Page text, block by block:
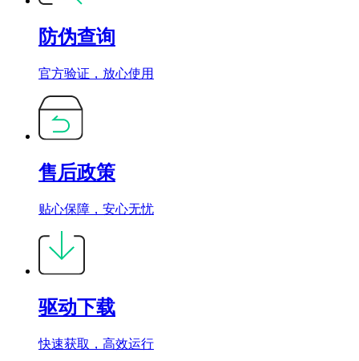
防伪查询
官方验证，放心使用
售后政策
贴心保障，安心无忧
驱动下载
快速获取，高效运行